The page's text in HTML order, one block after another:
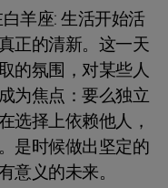
羊座: 生活开始活
正的清新。这一天
的氛围，对某些人
为焦点：要么独立
选择上依赖他人，
是时候做出坚定的
意义的未来。